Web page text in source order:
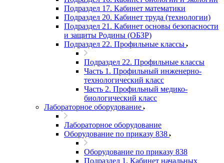
Подраздел 17. Кабинет математики
Подраздел 20. Кабинет труда (технологии)
Подраздел 21. Кабинет основы безопасности
и защиты Родины (ОБЗР)
Подраздел 22. Профильные классы
Подраздел 22. Профильные классы
Часть 1. Профильный инженерно-
технологический класс
Часть 2. Профильный медико-
биологический класс
Лабораторное оборудование
Лабораторное оборудование
Оборудование по приказу 838
Оборудование по приказу 838
Подраздел 1. Кабинет начальных